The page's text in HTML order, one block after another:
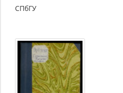
СПбГУ